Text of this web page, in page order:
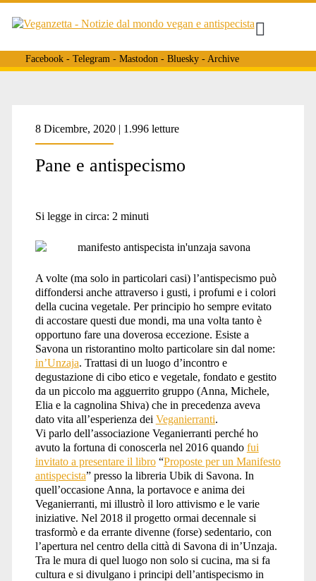
Facebook- Telegram- Mastodon- Bluesky- Archive
8 Dicembre, 2020 | 1.996 letture
Pane e antispecismo
Si legge in circa: 2 minuti
A volte (ma solo in particolari casi) l’antispecismo può
diffondersi anche attraverso i gusti, i profumi e i colori
della cucina vegetale. Per principio ho sempre evitato
di accostare questi due mondi, ma una volta tanto è
opportuno fare una doverosa eccezione. Esiste a
Savona un ristorantino molto particolare sin dal nome:
in’Unzaja. Trattasi di un luogo d’incontro e
degustazione di cibo etico e vegetale, fondato e gestito
da un piccolo ma agguerrito gruppo (Anna, Michele,
Elia e la cagnolina Shiva) che in precedenza aveva
dato vita all’esperienza dei Veganierranti.
Vi parlo dell’associazione Veganierranti perché ho
avuto la fortuna di conoscerla nel 2016 quando fui
invitato a presentare il libro“Proposte per un Manifesto
antispecista” presso la libreria Ubik di Savona. In
quell’occasione Anna, la portavoce e anima dei
Veganierranti, mi illustrò il loro attivismo e le varie
iniziative. Nel 2018 il progetto ormai decennale si
trasformò e da errante divenne (forse) sedentario, con
l’apertura nel centro della città di Savona di in’Unzaja.
Tra le mura di quel luogo non solo si cucina, ma si fa
cultura e si divulgano i principi dell’antispecismo in